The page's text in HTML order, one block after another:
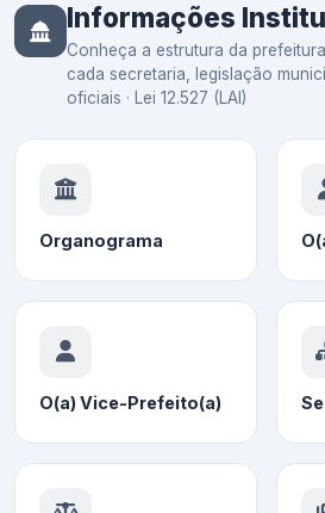
Informações
Conheça a estrutura da
cada secretaria, legislação
oficiais · Lei 12.527 (LAI)
Organograma
O(a) Vice-Prefeito(a)